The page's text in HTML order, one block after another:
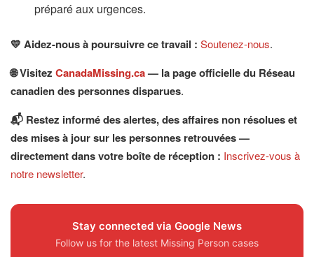
préparé aux urgences.
💛 Aidez-nous à poursuivre ce travail : Soutenez-nous.
🌐 Visitez CanadaMissing.ca— la page officielle du Réseau
canadien des personnes disparues.
📬 Restez informé des alertes, des affaires non résolues et
des mises à jour sur les personnes retrouvées —
directement dans votre boîte de réception : Inscrivez-vous à
notre newsletter.
Stay connected via Google News
Follow us for the latest Missing Person cases